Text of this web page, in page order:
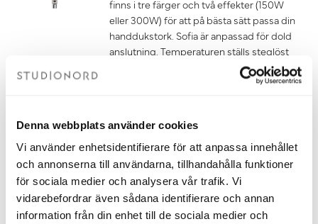
Denna webbplats använder cookies
Vi använder enhetsidentifierare för att anpassa innehållet
och annonserna till användarna, tillhandahålla funktioner
för sociala medier och analysera vår trafik. Vi
vidarebefordrar även sådana identifierare och annan
information från din enhet till de sociala medier och
finns i tre färger och två effekter (150W
eller 300W) för att på bästa sätt passa din
handdukstork. Sofia är anpassad för dold
anslutning. Temperaturen ställs steglöst
in mellan 10-65 grader eller med hjälp av
köpa till glykol som du hittar under
tillbehör. Mängden glykol som ska
användas finns i dokumentet
fyllningsanvisning under fliken
dokument nedan.
1 850 kr